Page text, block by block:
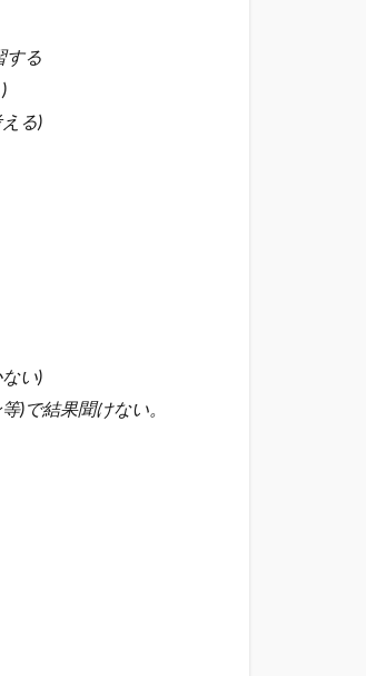
する
る)
い)
)で結果聞けない。